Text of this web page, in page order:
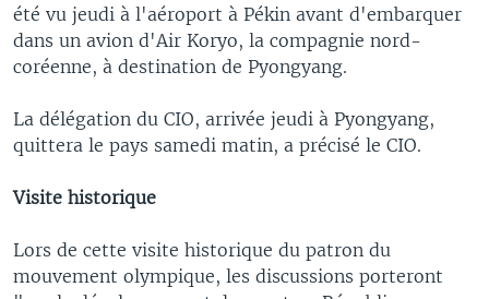
été vu jeudi à l'aéroport à Pékin avant d'embarquer
dans un avion d'Air Koryo, la compagnie nord-
coréenne, à destination de Pyongyang.
La délégation du CIO, arrivée jeudi à Pyongyang,
quittera le pays samedi matin, a précisé le CIO.
Visite historique
Lors de cette visite historique du patron du
mouvement olympique, les discussions porteront